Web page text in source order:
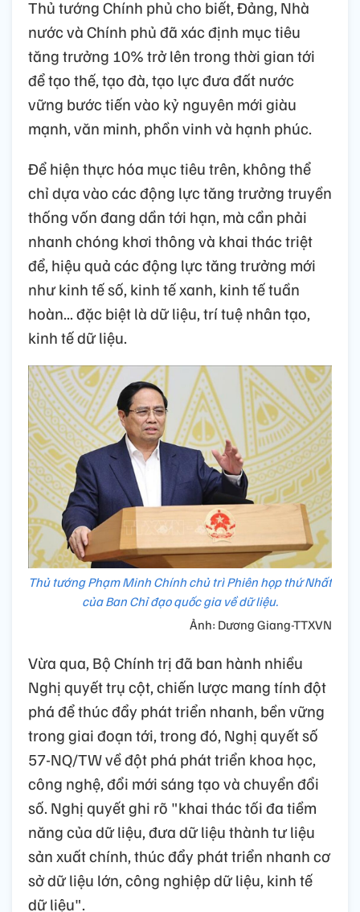
Thủ tướng Chính phủ cho biết, Đảng, Nhà
nước và Chính phủ đã xác định mục tiêu
tăng trưởng 10% trở lên trong thời gian tới
để tạo thế, tạo đà, tạo lực đưa đất nước
vững bước tiến vào kỷ nguyên mới giàu
mạnh, văn minh, phồn vinh và hạnh phúc.
Để hiện thực hóa mục tiêu trên, không thể
chỉ dựa vào các động lực tăng trưởng truyền
thống vốn đang dần tới hạn, mà cần phải
nhanh chóng khơi thông và khai thác triệt
để, hiệu quả các động lực tăng trưởng mới
như kinh tế số, kinh tế xanh, kinh tế tuần
hoàn... đặc biệt là dữ liệu, trí tuệ nhân tạo,
kinh tế dữ liệu.
Thủ tướng Phạm Minh Chính chủ trì Phiên họp thứ Nhất
của Ban Chỉ đạo quốc gia về dữ liệu.
Ảnh: Dương Giang-TTXVN
Vừa qua, Bộ Chính trị đã ban hành nhiều
Nghị quyết trụ cột, chiến lược mang tính đột
phá để thúc đẩy phát triển nhanh, bền vững
trong giai đoạn tới, trong đó, Nghị quyết số
57-NQ/TW về đột phá phát triển khoa học,
công nghệ, đổi mới sáng tạo và chuyển đổi
số. Nghị quyết ghi rõ "khai thác tối đa tiềm
năng của dữ liệu, đưa dữ liệu thành tư liệu
sản xuất chính, thúc đẩy phát triển nhanh cơ
sở dữ liệu lớn, công nghiệp dữ liệu, kinh tế
dữ liệu".